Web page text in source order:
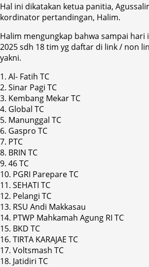
Hal ini dikatakan ketua panitia,
kordinator pertandingan, Halim.
Halim mengungkap bahwa sampai hari
2025 sdh 18 tim yg daftar di link / non
yakni.
1. Al- Fatih TC
2. Sinar Pagi TC
3. Kembang Mekar TC
4. Global TC
5. Manunggal TC
6. Gaspro TC
7. PTC
8. BRIN TC
9. 46 TC
10. PGRI Parepare TC
11. SEHATI TC
12. Pelangi TC
13. RSU Andi Makkasau
14. PTWP Mahkamah Agung RI TC
15. BKD TC
16. TIRTA KARAJAE TC
17. Voltsmash TC
18. Jatidiri TC